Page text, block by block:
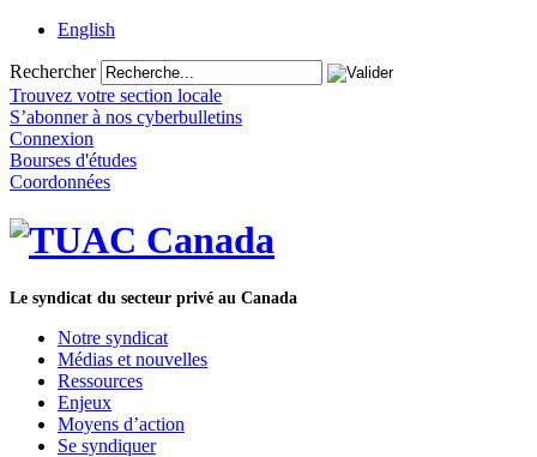
English
Rechercher
Trouvez votre section locale
S’abonner à nos cyberbulletins
Connexion
Bourses d'études
Coordonnées
Le syndicat du secteur privé au Canada
Notre syndicat
Médias et nouvelles
Ressources
Enjeux
Moyens d’action
Se syndiquer